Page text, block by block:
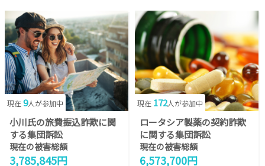
現在9人が参加中
小川氏の旅費振込詐欺に関
する集団訴訟
現在の被害総額
3,785,845円
現在 172人が参加中
ロータシア製薬の契約詐欺
に関する集団訴訟
現在の被害総額
6,573,700円